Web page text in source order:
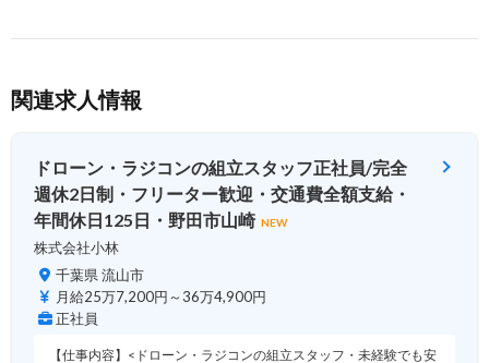
関連求人情報
ドローン・ラジコンの組立スタッフ正社員/完全
週休2日制・フリーター歓迎・交通費全額支給・
年間休日125日・野田市山崎 NEW
株式会社小林
千葉県 流山市
月給25万7,200円～36万4,900円
正社員
【仕事内容】<ドローン・ラジコンの組立スタッフ・未経験でも安